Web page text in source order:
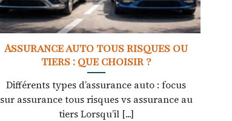
Assurance auto tous risques ou
tiers : que choisir ?
Différents types d’assurance auto : focus
sur assurance tous risques vs assurance au
tiers Lorsqu’il [...]